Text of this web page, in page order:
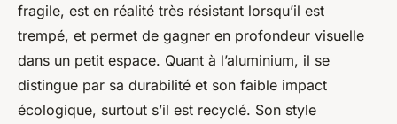
fragile, est en réalité très résistant lorsqu’il est
trempé, et permet de gagner en profondeur visuelle
dans un petit espace. Quant à l’aluminium, il se
distingue par sa durabilité et son faible impact
écologique, surtout s’il est recyclé. Son style